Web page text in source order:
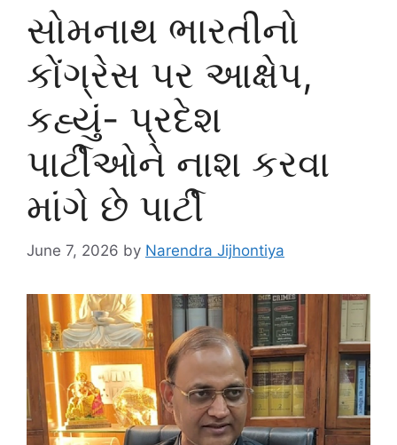
સોમનાથ ભારતીનો
કોંગ્રેસ પર આક્ષેપ,
કહ્યું- પ્રદેશ
પાર્ટીઓને નાશ કરવા
માંગે છે પાર્ટી
June 7, 2026 by Narendra Jijhontiya